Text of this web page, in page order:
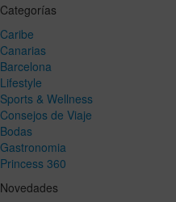
Categorías
Caribe
Canarias
Barcelona
Lifestyle
Sports & Wellness
Consejos de Viaje
Bodas
Gastronomia
Princess 360
Novedades